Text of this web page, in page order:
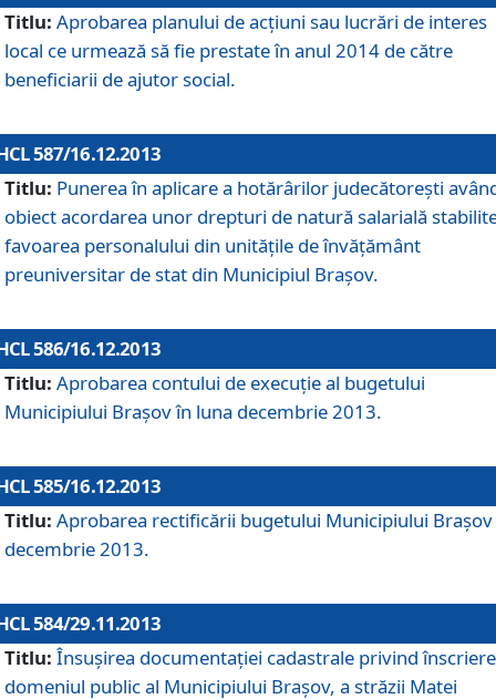
Titlu: Aprobarea planului de acţiuni sau lucrări de interes
local ce urmează să fie prestate în anul 2014 de către
beneficiarii de ajutor social.
587/16.12.2013
Titlu: Punerea în aplicare a hotărârilor judecătoreşti
obiect acordarea unor drepturi de natură salarială
favoarea personalului din unităţile de învăţământ
preuniversitar de stat din Municipiul Braşov.
586/16.12.2013
Titlu: Aprobarea contului de execuţie al bugetului
Municipiului Braşov în luna decembrie 2013.
585/16.12.2013
Titlu: Aprobarea rectificării bugetului Municipiului Braşov
decembrie 2013.
584/29.11.2013
Titlu: Însuşirea documentaţiei cadastrale privind
domeniul public al Municipiului Braşov, a străzii Matei